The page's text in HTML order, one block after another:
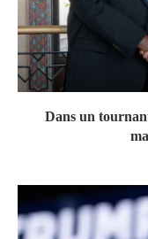
Dans un